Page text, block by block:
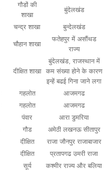
गौडों की
शाखा
बुंदेलखंड
चन्द्र शाखा बुन्देलखंड
चौहान शाखा
फतेहपुर में असौंथड
राज्य
दीक्षित शाखा
बुंदेलखंड, राजस्थान में
कम संख्या होने के कारण
इन्हें बढई गिना जाने लगा
गहलोत
आजमगढ
गहलोत
आजमगढ
पंवार
आरा डुमरिया
गौड
अमेठी लखनऊ सीतापुर
दीक्षित
राजा जौनपुर राजाबाजार
दीक्षित
प्रतापगढ उमरी राजा
सूर्य
कश्मीर राज्य और बलिया